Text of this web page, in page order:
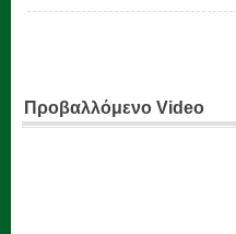
Προβαλλόμενο Video